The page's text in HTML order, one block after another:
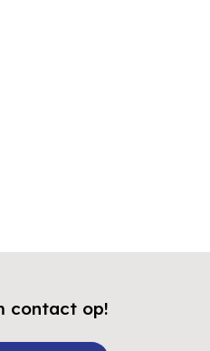
contact op!